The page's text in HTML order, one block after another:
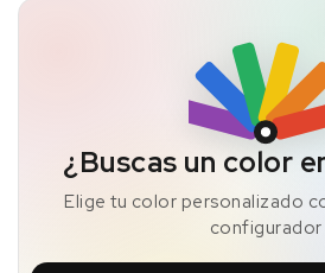
¿Buscas un color
Elige tu color personalizado
configurador